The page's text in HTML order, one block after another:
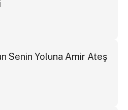
Senin Yoluna Amir Ateş